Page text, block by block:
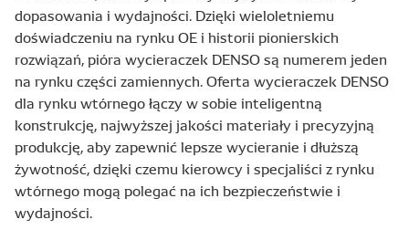
dopasowania i wydajności. Dzięki wieloletniemu
doświadczeniu na rynku OE i historii pionierskich
rozwiązań, pióra wycieraczek DENSO są numerem jeden
na rynku części zamiennych. Oferta wycieraczek DENSO
dla rynku wtórnego łączy w sobie inteligentną
konstrukcję, najwyższej jakości materiały i precyzyjną
produkcję, aby zapewnić lepsze wycieranie i dłuższą
żywotność, dzięki czemu kierowcy i specjaliści z rynku
wtórnego mogą polegać na ich bezpieczeństwie i
wydajności.